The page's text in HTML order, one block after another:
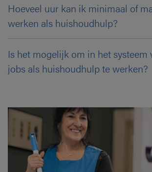
Hoeveel uur kan ik minimaal of
werken als huishoudhulp?
Is het mogelijk om in het systeem
jobs als huishoudhulp te werken?